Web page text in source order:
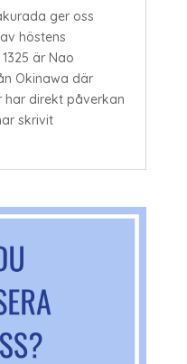
ger oss
höstens
är Nao
Okinawa där
har direkt påverkan
skrivit